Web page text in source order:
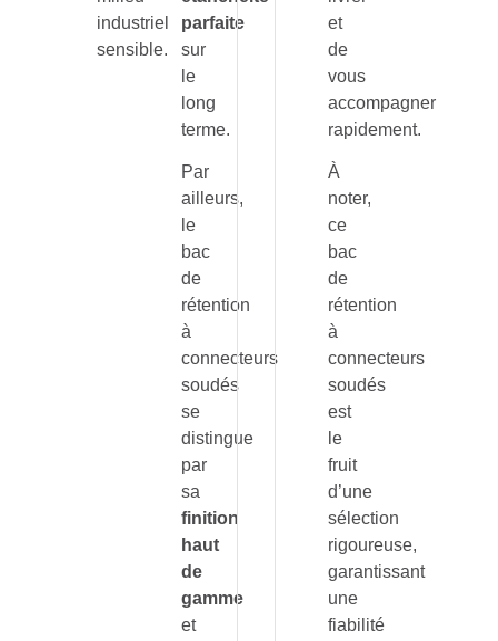
industriel
sensible.
parfaite
sur
le
long
terme.
Par
ailleurs,
le
bac
de
rétention
à
connecteurs
soudés
se
distingue
par
sa
finition
haut
de
gamme
et
et
de
vous
accompagner
rapidement.
À
noter,
ce
bac
de
rétention
à
connecteurs
soudés
est
le
fruit
d’une
sélection
rigoureuse,
garantissant
une
fiabilité